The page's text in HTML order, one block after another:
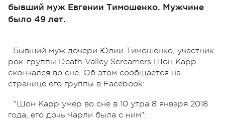
бывший муж Евгении Тимошенко. Мужчине
было 49 лет.
Бывший муж дочери Юлии Тимошенко, участник
рок-группы Death Valley Screamers Шон Карр
скончался во сне. Об этом сообщается на
странице его группы в Facebook:
"Шон Карр умер во сне в 10 утра 8 января 2018
года, его дочь Чарли была с ним".